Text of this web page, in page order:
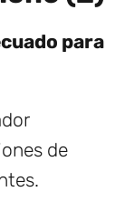
para
de